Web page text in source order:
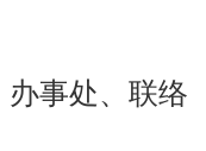
办事处、联络